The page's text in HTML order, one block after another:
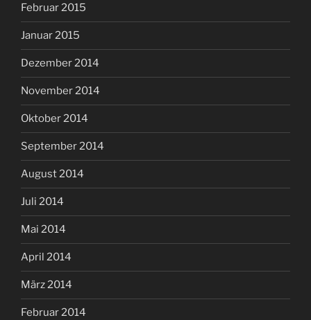
Februar 2015
Januar 2015
Dezember 2014
November 2014
Oktober 2014
September 2014
August 2014
Juli 2014
Mai 2014
April 2014
März 2014
Februar 2014